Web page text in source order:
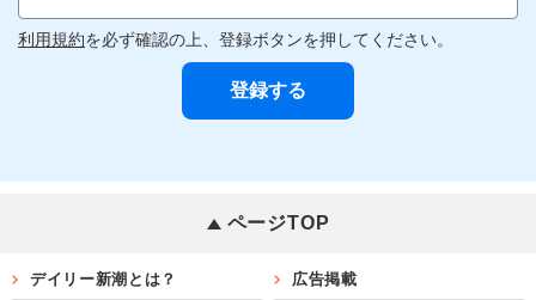
利用規約を必ず確認の上、登録ボタンを押してください。
ページTOP
デイリー新潮とは？ 広告掲載